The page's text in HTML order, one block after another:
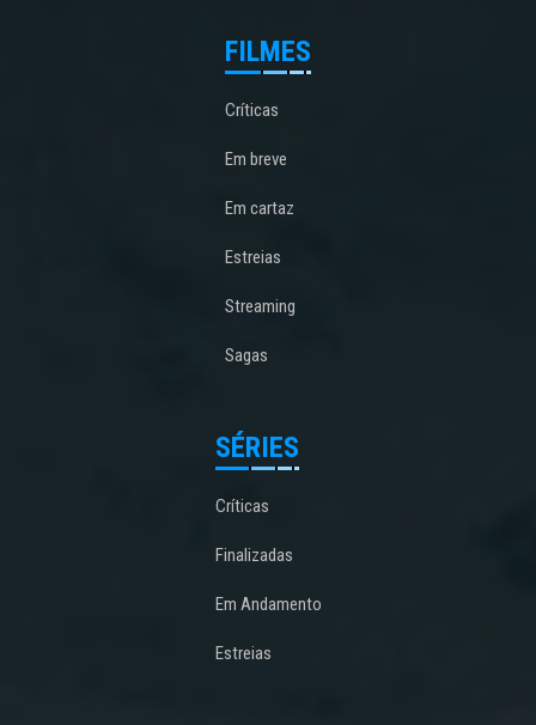
FILMES
Críticas
Em breve
Em cartaz
Estreias
Streaming
Sagas
SÉRIES
Críticas
Finalizadas
Em Andamento
Estreias